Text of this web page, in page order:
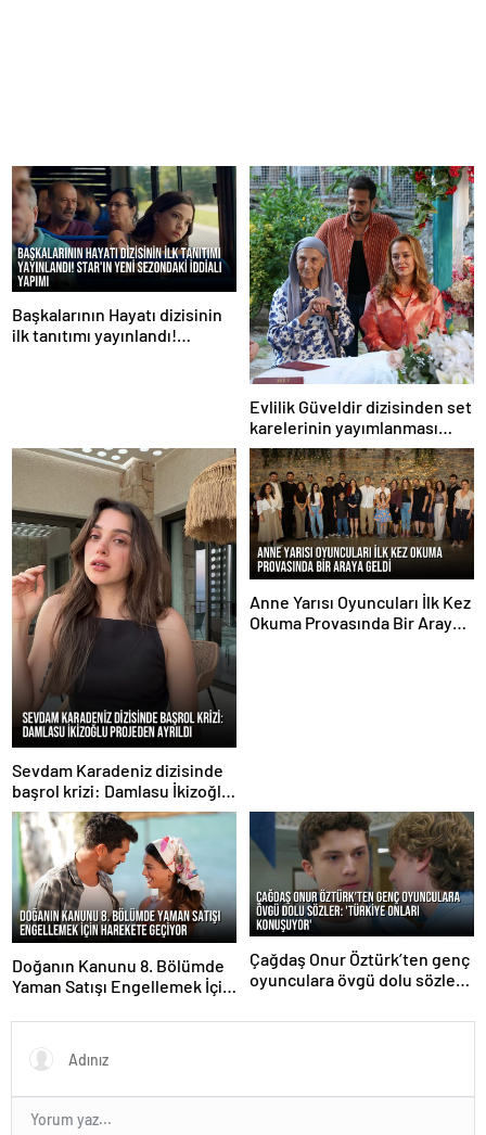
Başkalarının Hayatı dizisinin
ilk tanıtımı yayınlandı!
Evlilik Güveldir dizisinden set
karelerinin yayımlanması
sürüyor
Sevdam Karadeniz dizisinde
başrol krizi: Damlasu İkizoğlu
projeden ayrıldı
Anne Yarısı Oyuncuları İlk Kez
Okuma Provasında Bir Araya
Doğanın Kanunu 8. Bölümde
Yaman Satışı Engellemek İçin
Çağdaş Onur Öztürk’ten genç
oyunculara övgü dolu sözler: